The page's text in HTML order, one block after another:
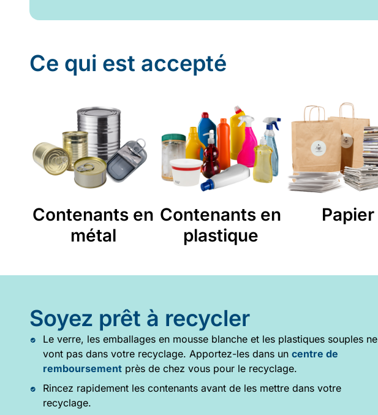
Ce qui est accepté
Contenants en
métal
Contenants en
plastique
Papier
Soyez prêt à recycler
Le verre, les emballages en mousse blanche et les plastiques souples ne
vont pas dans votre recyclage. Apportez-les dans un centre de
remboursementprès de chez vous pour le recyclage.
Rincez rapidement les contenants avant de les mettre dans votre
recyclage.